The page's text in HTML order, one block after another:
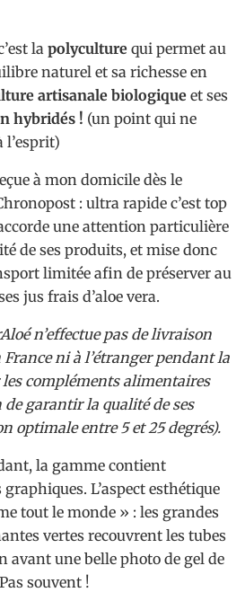
la polyculture qui permet au
naturel et sa richesse en
artisanale biologique et ses
hybridés ! (un point qui ne
l’esprit)
à mon domicile dès le
: ultra rapide c’est top
une attention particulière
de ses produits, et mise donc
limitée afin de préserver au
jus frais d’aloe vera.
n’effectue pas de livraison
ni à l’étranger pendant la
compléments alimentaires
de garantir la qualité de ses
optimale entre 5 et 25 degrés).
la gamme contient
L’aspect esthétique
tout le monde » : les grandes
vertes recouvrent les tubes
avant une belle photo de gel de
souvent !